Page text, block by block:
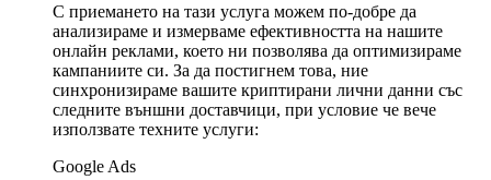
С приемането на тази услуга можем по-добре да
анализираме и измерваме ефективността на нашите
онлайн реклами, което ни позволява да оптимизираме
кампаниите си. За да постигнем това, ние
синхронизираме вашите криптирани лични данни със
следните външни доставчици, при условие че вече
използвате техните услуги:
Google Ads